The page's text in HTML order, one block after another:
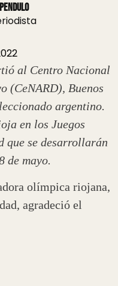
al Centro Nacional
(CeNARD), Buenos
argentino.
en los Juegos
que se desarrollarán
de mayo.
olímpica riojana,
agradeció el